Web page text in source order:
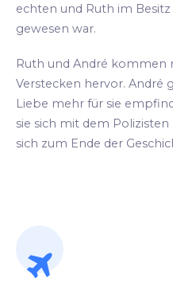
echten und Ruth im
gewesen war.
Ruth und André kommen
Verstecken hervor. André
Liebe mehr für sie
sie sich mit dem
sich zum Ende der